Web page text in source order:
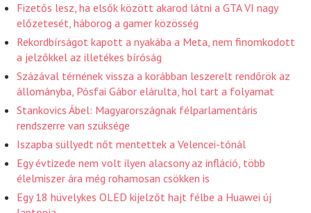
Fizetős lesz, ha elsők között akarod látni a GTA VI nagy
előzetesét, háborog a gamer közösség
Rekordbírságot kapott a nyakába a Meta, nem finomkodott
a jelzőkkel az illetékes bíróság
Százával térnének vissza a korábban leszerelt rendőrök az
állományba, Pósfai Gábor elárulta, hol tart a folyamat
Stankovics Ábel: Magyarországnak félparlamentáris
rendszerre van szüksége
Iszapba süllyedt nőt mentettek a Velencei-tónál
Egy évtizede nem volt ilyen alacsony az infláció, több
élelmiszer ára még rohamosan csökken is
Egy 18 hüvelykes OLED kijelzőt hajt félbe a Huawei új